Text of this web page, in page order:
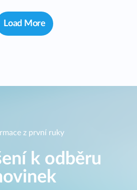
Load More
z první ruky
k odběru